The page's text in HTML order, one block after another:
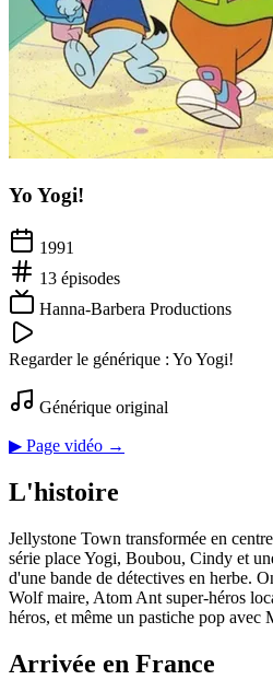
Yo Yogi!
1991
13 épisodes
Hanna-Barbera Productions
Regarder le générique : Yo Yogi!
Générique original
▶ Page vidéo →
L'histoire
Jellystone Town transformée en
série place Yogi, Boubou, Cindy et
d'une bande de détectives en herbe.
Wolf maire, Atom Ant super‑héros
héros, et même un pastiche pop
Arrivée en France